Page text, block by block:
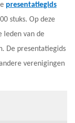
presentatiegids
stuks. Op deze
leden van de
De presentatiegids
verenigingen